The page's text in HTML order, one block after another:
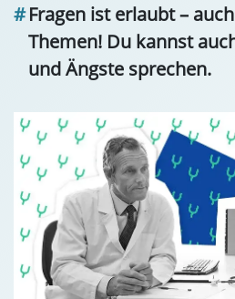
Fragen ist erlaubt –
Themen! Du kannst
und Ängste sprechen.